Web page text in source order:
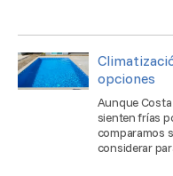
opciones
Aunque
sienten frías
comparamos
considerar